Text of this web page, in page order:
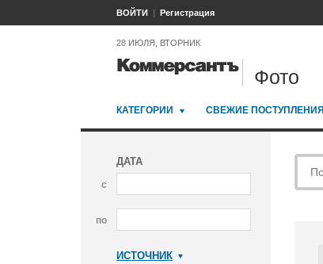
ВОЙТИ Регистрация
28 ИЮЛЯ, ВТОРНИК
Фото
КАТЕГОРИИ СВЕЖИЕ ПОСТУПЛЕНИЯ
ДАТА
с
по
ИСТОЧНИК